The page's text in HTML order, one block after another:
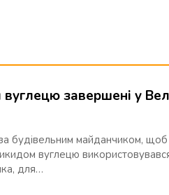
завершені у
майданчиком, щоб
вуглецю
для…